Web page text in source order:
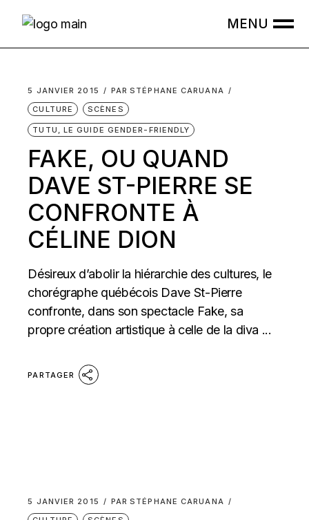
5 JANVIER 2015 PAR STÉPHANE CARUANA
CULTURE
SCÈNES
TUTU, LE GUIDE GENDER-FRIENDLY
FAKE, OU QUAND
DAVE ST-PIERRE SE
CONFRONTE À
CÉLINE DION
Désireux d’abolir la hiérarchie des cultures, le
chorégraphe québécois Dave St-Pierre
confronte, dans son spectacle Fake, sa
propre création artistique à celle de la diva ...
PARTAGER
5 JANVIER 2015 PAR STÉPHANE CARUANA